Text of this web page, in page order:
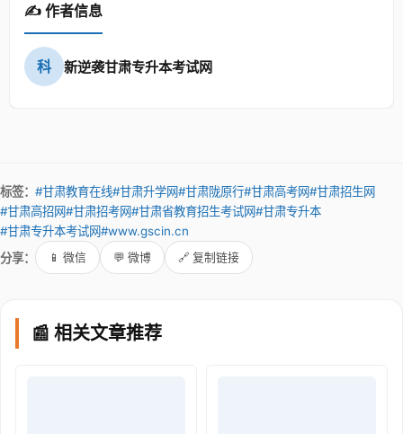
✍️ 作者信息
科 新逆袭甘肃专升本考试网
标签： #甘肃教育在线#甘肃升学网#甘肃陇原行#甘肃高考网#甘肃招生网
#甘肃高招网#甘肃招考网#甘肃省教育招生考试网#甘肃专升本
#甘肃专升本考试网#www.gscin.cn
分享：
📱 微信 💬 微博 🔗 复制链接
📰 相关文章推荐